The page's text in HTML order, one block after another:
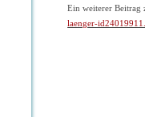
Ein weiterer Beitrag
laenger-